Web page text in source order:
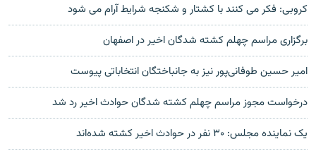
کروبی: فکر می کنند با کشتار و شکنجه شرايط آرام می شود
برگزاری مراسم چهلم کشته شدگان اخیر در اصفهان
امیر حسین طوفانی‌پور نیز به جانباختگان انتخاباتی پیوست
درخواست مجوز مراسم چهلم کشته شدگان حوادث اخیر رد شد
یک نماینده مجلس: ۳۰ نفر در حوادث اخیر کشته شده‌اند